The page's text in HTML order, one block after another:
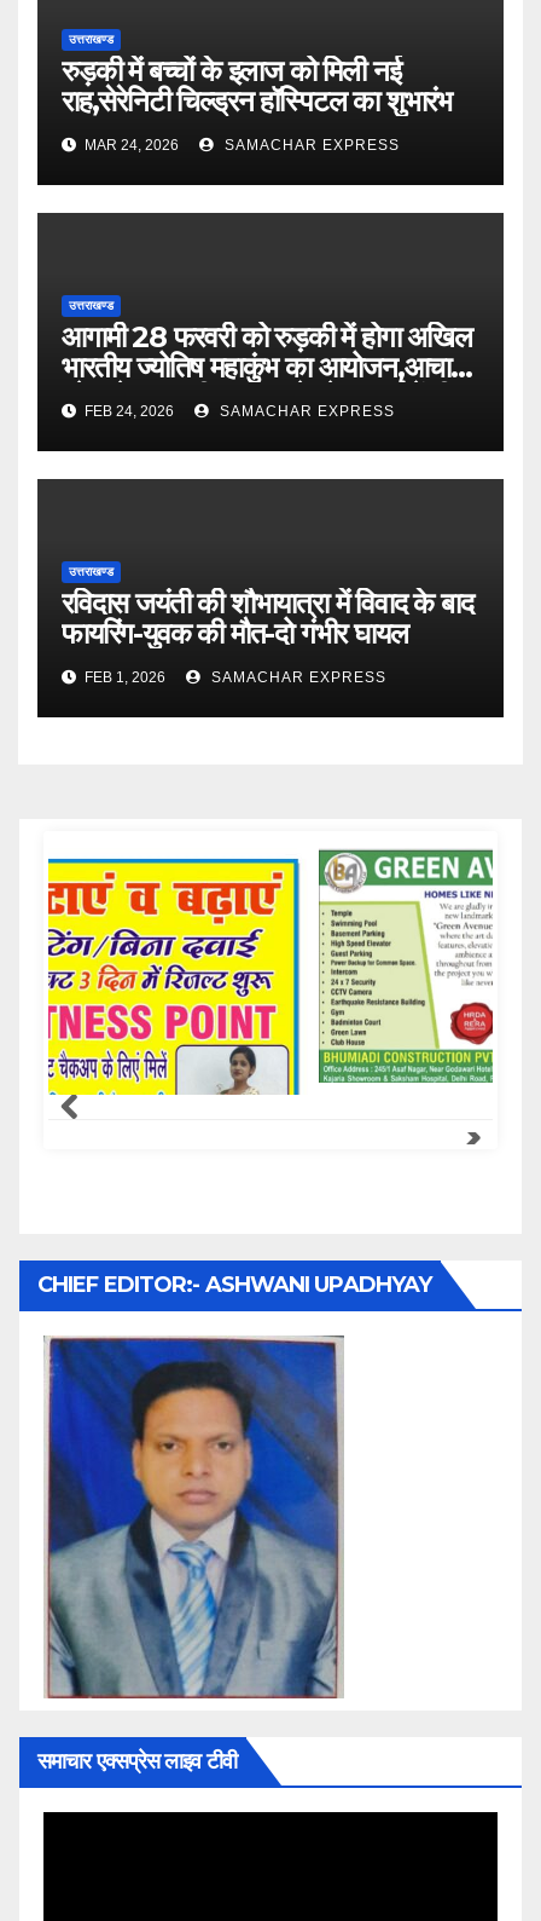
उत्तराखण्ड
रुड़की में बच्चों के इलाज को मिली नई
राह,सेरेनिटी चिल्ड्रन हॉस्पिटल का शुभारंभ
MAR 24, 2026 SAMACHAR EXPRESS
उत्तराखण्ड
आगामी 28 फरवरी को रुड़की में होगा अखिल
भारतीय ज्योतिष महाकुंभ का आयोजन,आचार्य
रमेश सेमवाल जी महाराज ने प्रेस वार्ता में दी
जानकारी
FEB 24, 2026 SAMACHAR EXPRESS
उत्तराखण्ड
रविदास जयंती की शौभायात्रा में विवाद के बाद
फायरिंग-युवक की मौत-दो गंभीर घायल
FEB 1, 2026 SAMACHAR EXPRESS
Samachar Express
CHIEF EDITOR:- ASHWANI UPADHYAY
समाचार एक्सप्रेस लाइव टीवी